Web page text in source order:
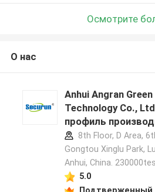
Осмотрите
О нас
Anhui Angran Green
Technology Co.,
профиль
8th Floor, D Area,
Gongtou Xinglu Park,
Anhui, China.
5.0